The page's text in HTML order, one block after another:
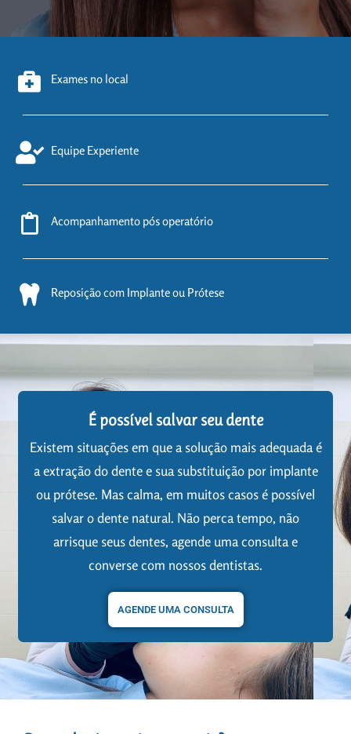
Exames no local
Equipe Experiente
Acompanhamento pós operatório
Reposição com Implante ou Prótese
É possível salvar seu dente
Existem situações em que a solução mais adequada é
a extração do dente e sua substituição por implante
ou prótese. Mas calma, em muitos casos é possível
salvar o dente natural. Não perca tempo, não
arrisque seus dentes, agende uma consulta e
converse com nossos dentistas.
AGENDE UMA CONSULTA